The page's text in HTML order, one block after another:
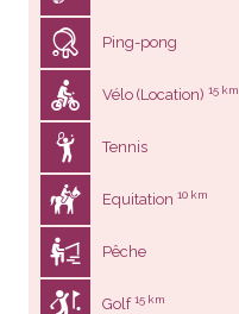
Ping-pong
Vélo (Location) 15 km
Tennis
Equitation 10 km
Pêche
Golf15 km